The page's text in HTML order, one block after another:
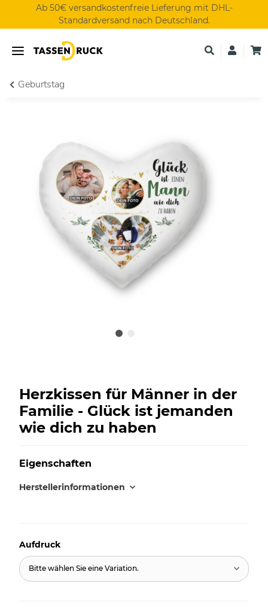
Ab 50€ versandkostenfreie Lieferung mit DHL-
Standardversand nach Deutschland.
Geburtstag
Herzkissen für Männer in der
Familie - Glück ist jemanden
wie dich zu haben
Eigenschaften
Herstellerinformationen
Aufdruck
Bitte wählen Sie eine Variation.